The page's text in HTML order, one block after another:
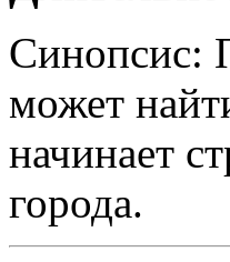
Синопсис:
может
начинает
города.